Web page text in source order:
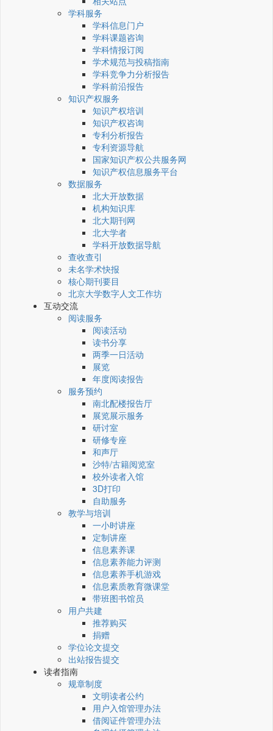
学科服务
学科信息门户
学科课题咨询
学科情报订阅
学术规范与投稿指南
学科竞争力分析报告
学科前沿报告
知识产权服务
知识产权培训
知识产权咨询
专利分析报告
专利资源导航
国家知识产权公共服务网
知识产权信息服务平台
数据服务
北大开放数据
机构知识库
北大期刊网
北大学者
学科开放数据导航
查收查引
未名学术快报
核心期刊要目
北京大学数字人文工作坊
互动交流
阅读服务
阅读活动
读书分享
两季一日活动
展览
年度阅读报告
服务预约
南北配楼报告厅
展览展示服务
研讨室
研修专座
和声厅
沙特/古籍阅览室
校外读者入馆
3D打印
自助服务
教学与培训
一小时讲座
定制讲座
信息素养课
信息素养能力评测
信息素养手机游戏
信息素质教育微课堂
带班图书馆员
用户共建
推荐购买
捐赠
学位论文提交
出站报告提交
读者指南
规章制度
文明读者公约
用户入馆管理办法
借阅证件管理办法